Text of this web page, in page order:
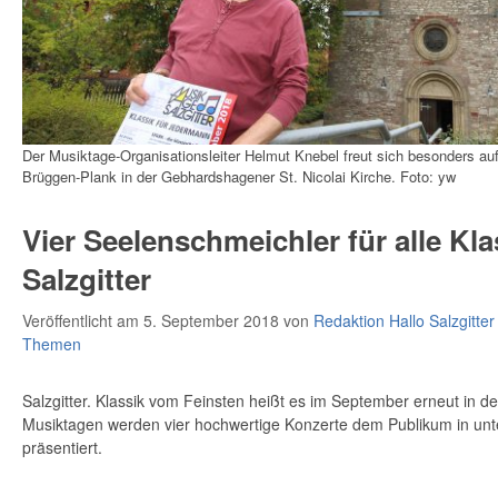
Der Musiktage-Organisationsleiter Helmut Knebel freut sich besonders
Brüggen-Plank in der Gebhardshagener St. Nicolai Kirche. Foto: yw
Vier Seelenschmeichler für alle
Salzgitter
Veröffentlicht am 5. September 2018 von Redaktion Hallo Salzgitter
Themen
Salzgitter. Klassik vom Feinsten heißt es im September erneut in
Musiktagen werden vier hochwertige Konzerte dem Publikum in
präsentiert.